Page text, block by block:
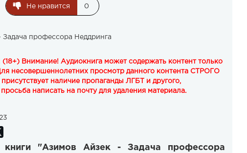
Не нравится 0
Задача профессора Неддринга
(18+) Внимание! Аудиокнига может содержать контент только
несовершеннолетних просмотр данного контента СТРОГО
наличие пропаганды ЛГБТ и другого,
написать на почту для удаления материала.
книги "Азимов Айзек - Задача профессора